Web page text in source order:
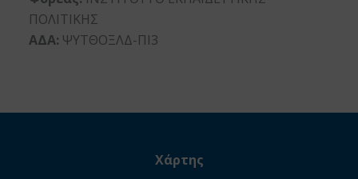
ΠΟΛΙΤΙΚΗΣ
ΑΔΑ: ΨΥΤΘΟΞΛΔ-ΠΙ3
Χάρτης